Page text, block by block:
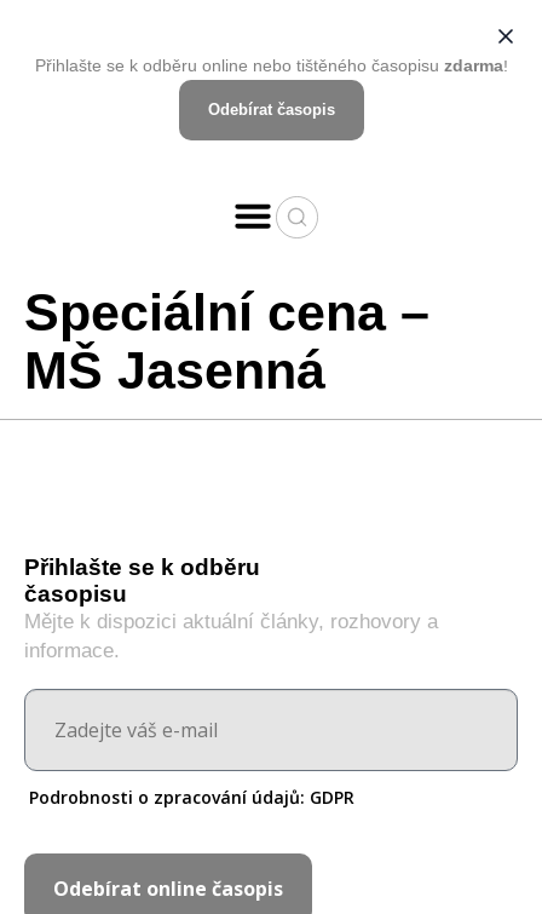
Přihlašte se k odběru online nebo tištěného časopisu zdarma!
Odebírat časopis
Speciální cena –
MŠ Jasenná
Přihlašte se k odběru
časopisu
Mějte k dispozici aktuální články, rozhovory a
informace.
Podrobnosti o zpracování údajů: GDPR
Odebírat online časopis